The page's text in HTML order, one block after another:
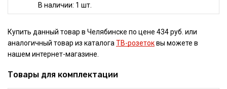
В наличии: 1 шт.
Купить данный товар в Челябинске по цене 434 руб. или
аналогичный товар из каталогаТВ-розетоквы можете в
нашем интернет-магазине.
Товары для комплектации